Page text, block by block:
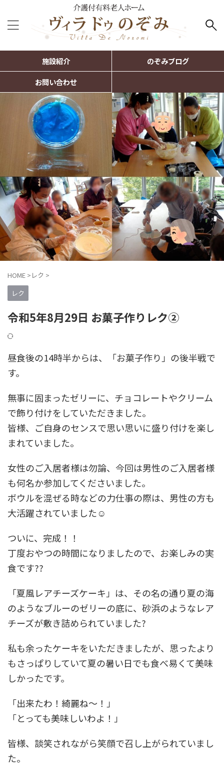
施設紹介
のぞみブログ
お問い合わせ
HOME > レク >
レク
令和5年8月29日 お菓子作りレク②
昼食後の14時半からは、「お菓子作り」の後半戦で
す。
無事に固まったゼリーに、チョコレートやクリーム
で飾り付けをしていただきました。
皆様、ご自身のセンスで思い思いに盛り付けを楽し
まれていました。
女性のご入居者様は勿論、今回は男性のご入居者様
も何名か参加してくださいました。
ボウルを混ぜる時などの力仕事の際は、男性の方も
大活躍されていました☺️
ついに、完成！！
丁度おやつの時間になりましたので、お楽しみの実
食です??
「夏風レアチーズケーキ」は、その名の通り夏の海
のようなブルーのゼリーの底に、砂浜のようなレア
チーズが敷き詰められていました?️
私も余ったケーキをいただきましたが、思ったより
もさっぱりしていて夏の暑い日でも食べ易くて美味
しかったです。
「出来たわ！綺麗ね〜！」
「とっても美味しいわよ！」
皆様、談笑されながら笑顔で召し上がられていまし
た。